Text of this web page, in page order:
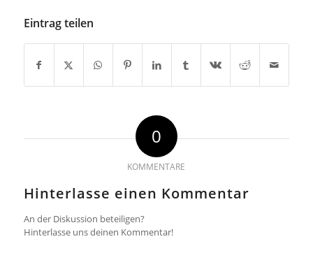
Eintrag teilen
0
KOMMENTARE
Hinterlasse einen Kommentar
An der Diskussion beteiligen?
Hinterlasse uns deinen Kommentar!